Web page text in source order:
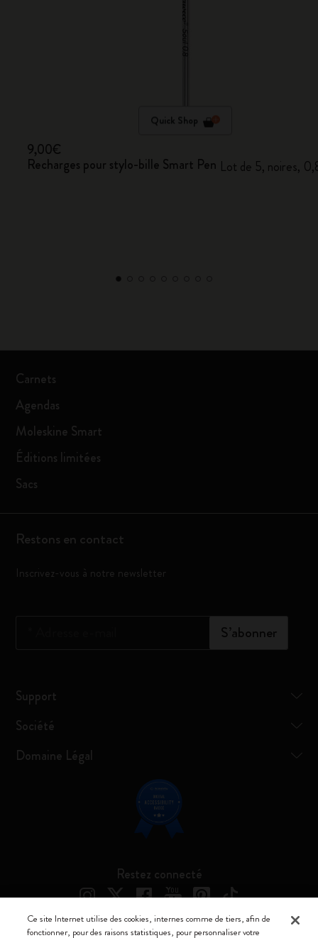
Quick Shop
9,00€
Recharges pour stylo-bille Smart Pen Lot de 5, noires,
Carnets
Agendas
Moleskine Smart
Éditions limitées
Sacs
Restons en contact
Inscrivez-vous à notre newsletter
S’abonner
Support
Société
Domaine Légal
Restez connecté
Ce site Internet utilise des cookies, internes comme de tiers, afin de
fonctionner, pour des raisons statistiques, pour personnaliser votre